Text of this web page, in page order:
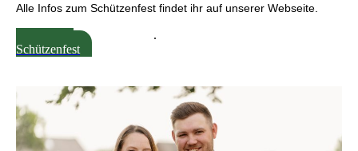
Alle Infos zum Schützenfest findet ihr auf unserer Webseite.
Schützenfest
.